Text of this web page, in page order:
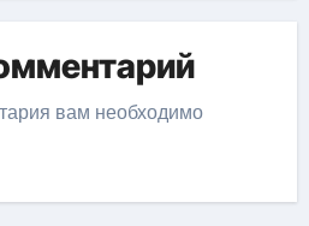
вам необходимо